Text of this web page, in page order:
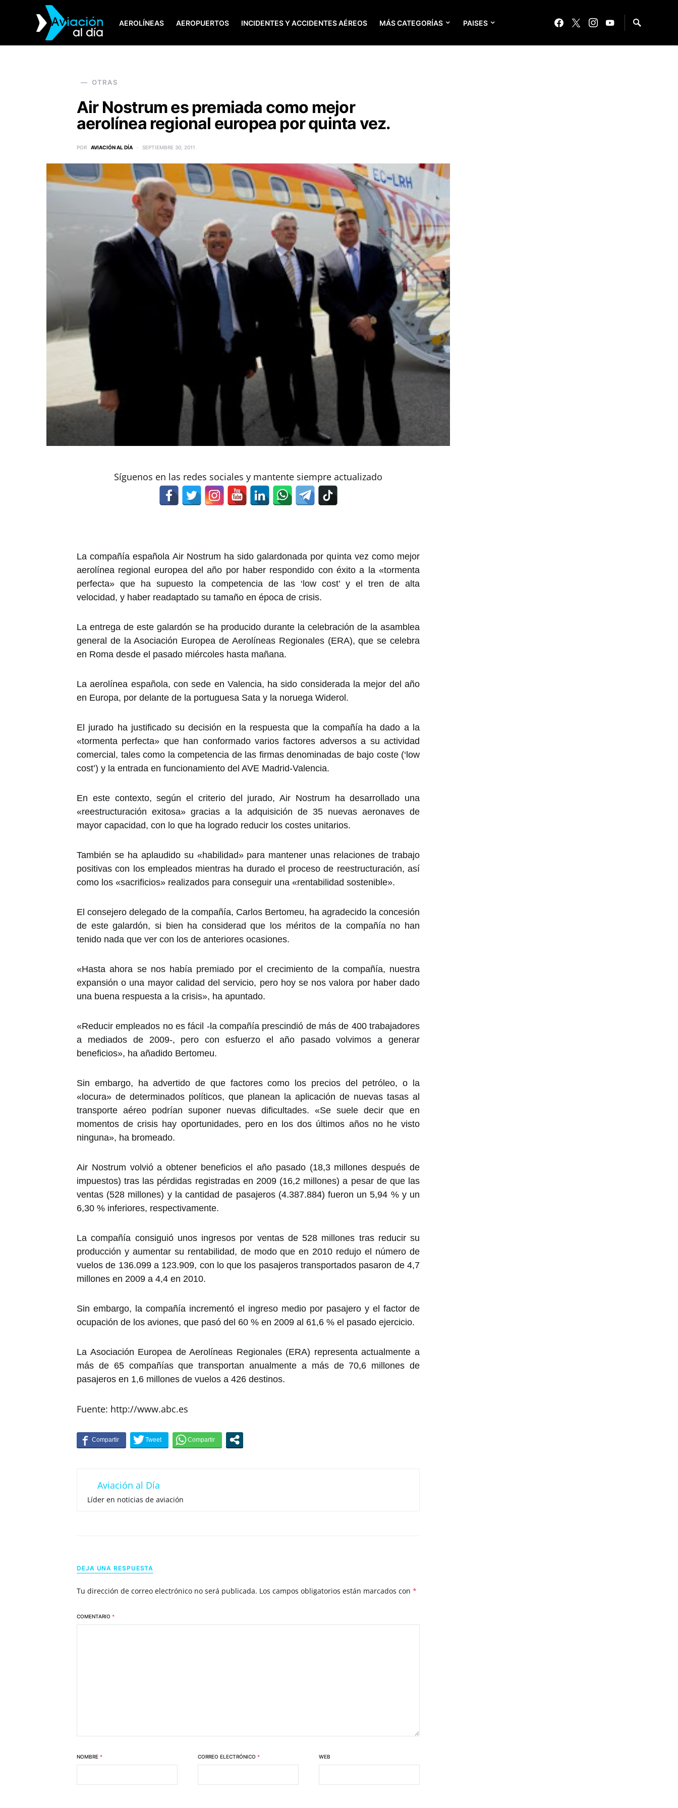
AEROLÍNEAS AEROPUERTOS INCIDENTES Y ACCIDENTES AÉREOS MÁS CATEGORÍAS PAISES
SEARCH FOR:
OTRAS
Air Nostrum es premiada como mejor
aerolínea regional europea por quinta vez.
POR AVIACIÓN AL DÍA SEPTIEMBRE 30, 2011
Síguenos en las redes sociales y mantente siempre actualizado
La compañía española Air Nostrum ha sido galardonada por quinta vez como mejor
aerolínea regional europea del año por haber respondido con éxito a la «tormenta
perfecta» que ha supuesto la competencia de las ‘low cost’ y el tren de alta
velocidad, y haber readaptado su tamaño en época de crisis.
La entrega de este galardón se ha producido durante la celebración de la asamblea
general de la Asociación Europea de Aerolíneas Regionales (ERA), que se celebra
en Roma desde el pasado miércoles hasta mañana.
La aerolínea española, con sede en Valencia, ha sido considerada la mejor del año
en Europa, por delante de la portuguesa Sata y la noruega Widerol.
El jurado ha justificado su decisión en la respuesta que la compañía ha dado a la
«tormenta perfecta» que han conformado varios factores adversos a su actividad
comercial, tales como la competencia de las firmas denominadas de bajo coste (‘low
cost’) y la entrada en funcionamiento del AVE Madrid-Valencia.
En este contexto, según el criterio del jurado, Air Nostrum ha desarrollado una
«reestructuración exitosa» gracias a la adquisición de 35 nuevas aeronaves de
mayor capacidad, con lo que ha logrado reducir los costes unitarios.
También se ha aplaudido su «habilidad» para mantener unas relaciones de trabajo
positivas con los empleados mientras ha durado el proceso de reestructuración, así
como los «sacrificios» realizados para conseguir una «rentabilidad sostenible».
El consejero delegado de la compañía, Carlos Bertomeu, ha agradecido la concesión
de este galardón, si bien ha considerad que los méritos de la compañía no han
tenido nada que ver con los de anteriores ocasiones.
«Hasta ahora se nos había premiado por el crecimiento de la compañía, nuestra
expansión o una mayor calidad del servicio, pero hoy se nos valora por haber dado
una buena respuesta a la crisis», ha apuntado.
«Reducir empleados no es fácil -la compañía prescindió de más de 400 trabajadores
a mediados de 2009-, pero con esfuerzo el año pasado volvimos a generar
beneficios», ha añadido Bertomeu.
Sin embargo, ha advertido de que factores como los precios del petróleo, o la
«locura» de determinados políticos, que planean la aplicación de nuevas tasas al
transporte aéreo podrían suponer nuevas dificultades. «Se suele decir que en
momentos de crisis hay oportunidades, pero en los dos últimos años no he visto
ninguna», ha bromeado.
Air Nostrum volvió a obtener beneficios el año pasado (18,3 millones después de
impuestos) tras las pérdidas registradas en 2009 (16,2 millones) a pesar de que las
ventas (528 millones) y la cantidad de pasajeros (4.387.884) fueron un 5,94 % y un
6,30 % inferiores, respectivamente.
La compañía consiguió unos ingresos por ventas de 528 millones tras reducir su
producción y aumentar su rentabilidad, de modo que en 2010 redujo el número de
vuelos de 136.099 a 123.909, con lo que los pasajeros transportados pasaron de 4,7
millones en 2009 a 4,4 en 2010.
Sin embargo, la compañía incrementó el ingreso medio por pasajero y el factor de
ocupación de los aviones, que pasó del 60 % en 2009 al 61,6 % el pasado ejercicio.
La Asociación Europea de Aerolíneas Regionales (ERA) representa actualmente a
más de 65 compañías que transportan anualmente a más de 70,6 millones de
pasajeros en 1,6 millones de vuelos a 426 destinos.
Fuente: http://www.abc.es
Aviación al Día
Líder en noticias de aviación
DEJA UNA RESPUESTA
Tu dirección de correo electrónico no será publicada. Los campos obligatorios están marcados con *
COMENTARIO *
NOMBRE * CORREO ELECTRÓNICO * WEB